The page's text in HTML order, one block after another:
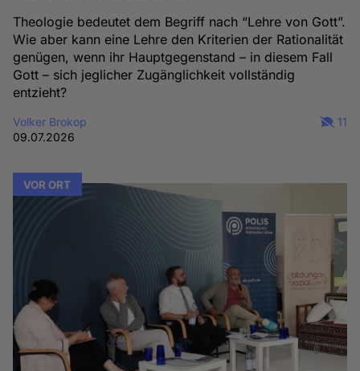
Theologie bedeutet dem Begriff nach “Lehre von Gott”.
Wie aber kann eine Lehre den Kriterien der Rationalität
genügen, wenn ihr Hauptgegenstand – in diesem Fall
Gott – sich jeglicher Zugänglichkeit vollständig
entzieht?
Volker Brokop
09.07.2026
11
VOR ORT